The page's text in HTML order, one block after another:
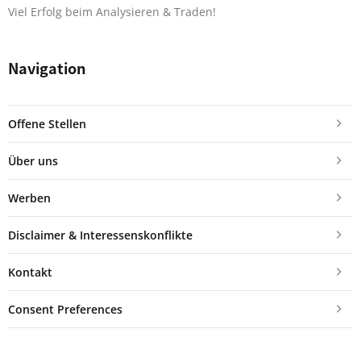
Viel Erfolg beim Analysieren & Traden!
Navigation
Offene Stellen
Über uns
Werben
Disclaimer & Interessenskonflikte
Kontakt
Consent Preferences